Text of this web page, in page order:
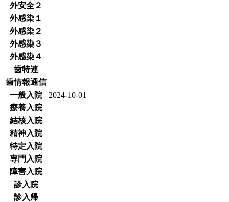
外安全２
外感染１
外感染２
外感染３
外感染４
歯特連
歯情報通信
一般入院
2024-10-01
療養入院
結核入院
精神入院
特定入院
専門入院
障害入院
診入院
診入帰